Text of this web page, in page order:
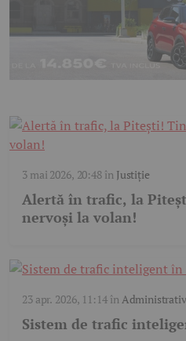
3 mai 2026, 20:48în Justiție
Alertă în trafic, la
nervoși la volan!
23 apr. 2026, 11:14în Administrativ
Sistem de trafic